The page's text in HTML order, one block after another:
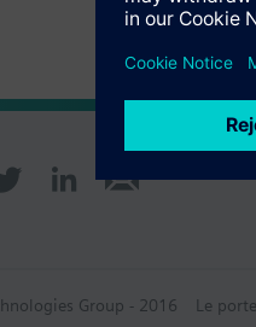
Group - 2016 Le